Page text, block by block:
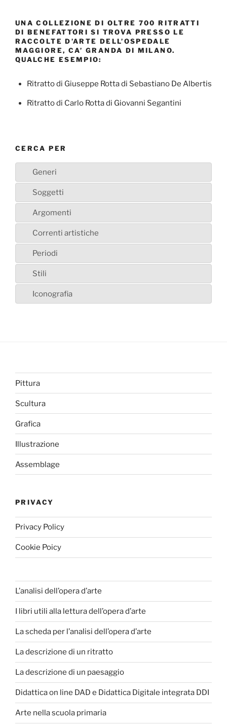
UNA COLLEZIONE DI OLTRE 700 RITRATTI
DI BENEFATTORI SI TROVA PRESSO LE
RACCOLTE D’ARTE DELL’OSPEDALE
MAGGIORE, CA’ GRANDA DI MILANO.
QUALCHE ESEMPIO:
Ritratto di Giuseppe Rotta di Sebastiano De Albertis
Ritratto di Carlo Rotta di Giovanni Segantini
CERCA PER
Generi
Soggetti
Argomenti
Correnti artistiche
Periodi
Stili
Iconografia
Pittura
Scultura
Grafica
Illustrazione
Assemblage
PRIVACY
Privacy Policy
Cookie Poicy
L’analisi dell’opera d’arte
I libri utili alla lettura dell’opera d’arte
La scheda per l’analisi dell’opera d’arte
La descrizione di un ritratto
La descrizione di un paesaggio
Didattica on line DAD e Didattica Digitale integrata DDI
Arte nella scuola primaria